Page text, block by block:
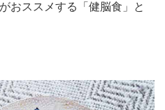
おススメする「健脳食」と